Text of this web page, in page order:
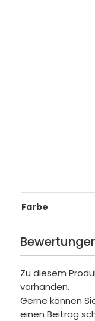
Farbe
Zu diesem
vorhanden.
Gerne können
einen Beitrag